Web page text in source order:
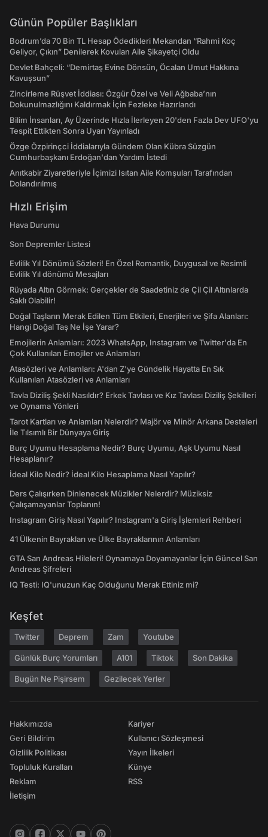
Günün Popüler Başlıkları
Bodrum’da 70 Bin TL Hesap Ödedikleri Mekandan “Rahmi Koç
Geliyor, Çıkın” Denilerek Kovulan Aile Şikayetçi Oldu
Devlet Bahçeli: “Demirtaş Evine Dönsün, Öcalan Umut Hakkına
Kavuşsun”
Zincirleme Rüşvet İddiası: Özgür Özel ve Veli Ağbaba’nın
Dokunulmazlığını Kaldırmak İçin Fezleke Hazırlandı
Bilim İnsanları, Ay Üzerinde Hızla İlerleyen 20'den Fazla Dev UFO'yu
Tespit Ettikten Sonra Uyarı Yayınladı
Özge Özpirinçci İddialarıyla Gündem Olan Kübra Süzgün
Cumhurbaşkanı Erdoğan'dan Yardım İstedi
Anıtkabir Ziyaretleriyle İçimizi Isıtan Aile Komşuları Tarafından
Dolandırılmış
Hızlı Erişim
Hava Durumu
Son Depremler Listesi
Evlilik Yıl Dönümü Sözleri! En Özel Romantik, Duygusal ve Resimli
Evlilik Yıl dönümü Mesajları
Rüyada Altın Görmek: Gerçekler de Saadetiniz de Çil Çil Altınlarda
Saklı Olabilir!
Doğal Taşların Merak Edilen Tüm Etkileri, Enerjileri ve Şifa Alanları:
Hangi Doğal Taş Ne İşe Yarar?
Emojilerin Anlamları: 2023 WhatsApp, Instagram ve Twitter'da En
Çok Kullanılan Emojiler ve Anlamları
Atasözleri ve Anlamları: A'dan Z'ye Gündelik Hayatta En Sık
Kullanılan Atasözleri ve Anlamları
Tavla Diziliş Şekli Nasıldır? Erkek Tavlası ve Kız Tavlası Diziliş Şekilleri
ve Oynama Yönleri
Tarot Kartları ve Anlamları Nelerdir? Majör ve Minör Arkana Desteleri
İle Tılsımlı Bir Dünyaya Giriş
Burç Uyumu Hesaplama Nedir? Burç Uyumu, Aşk Uyumu Nasıl
Hesaplanır?
İdeal Kilo Nedir? İdeal Kilo Hesaplama Nasıl Yapılır?
Ders Çalışırken Dinlenecek Müzikler Nelerdir? Müziksiz
Çalışamayanlar Toplanın!
Instagram Giriş Nasıl Yapılır? Instagram'a Giriş İşlemleri Rehberi
41 Ülkenin Bayrakları ve Ülke Bayraklarının Anlamları
GTA San Andreas Hileleri! Oynamaya Doyamayanlar İçin Güncel San
Andreas Şifreleri
IQ Testi: IQ'unuzun Kaç Olduğunu Merak Ettiniz mi?
Keşfet
Twitter Deprem Zam Youtube
Günlük Burç Yorumları A101 Tiktok Son Dakika
Bugün Ne Pişirsem Gezilecek Yerler
Hakkımızda
Geri Bildirim
Gizlilik Politikası
Topluluk Kuralları
Reklam
İletişim
Kariyer
Kullanıcı Sözleşmesi
Yayın İlkeleri
Künye
RSS